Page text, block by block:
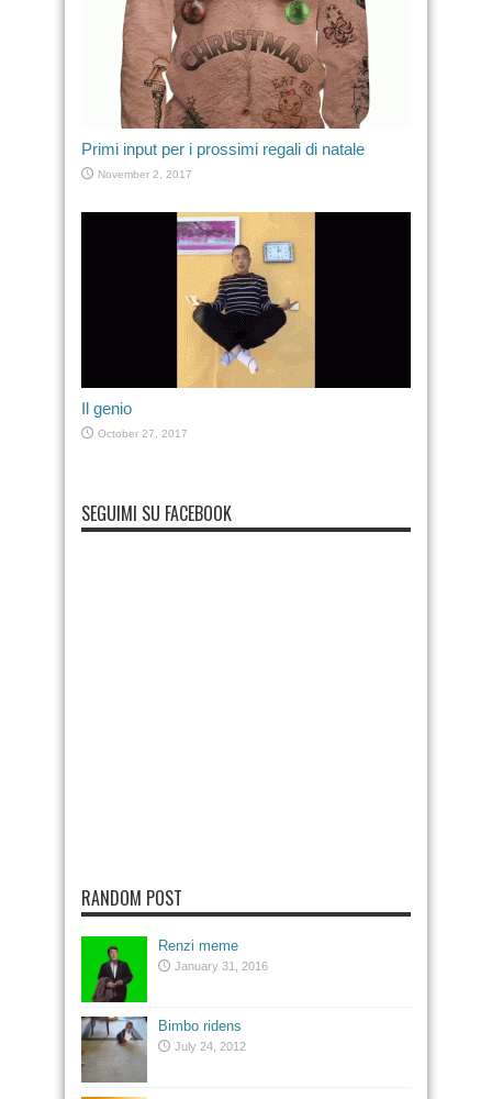
Primi input per i prossimi regali di natale
November 2, 2017
Il genio
October 27, 2017
SEGUIMI SU FACEBOOK
RANDOM POST
Renzi meme
January 31, 2016
Bimbo ridens
July 24, 2012